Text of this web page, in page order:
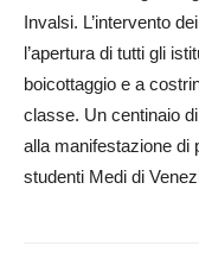
Invalsi. L’intervento
l’apertura di tutti gli
boicottaggio e a
classe. Un centinaio
alla manifestazione di
studenti Medi di